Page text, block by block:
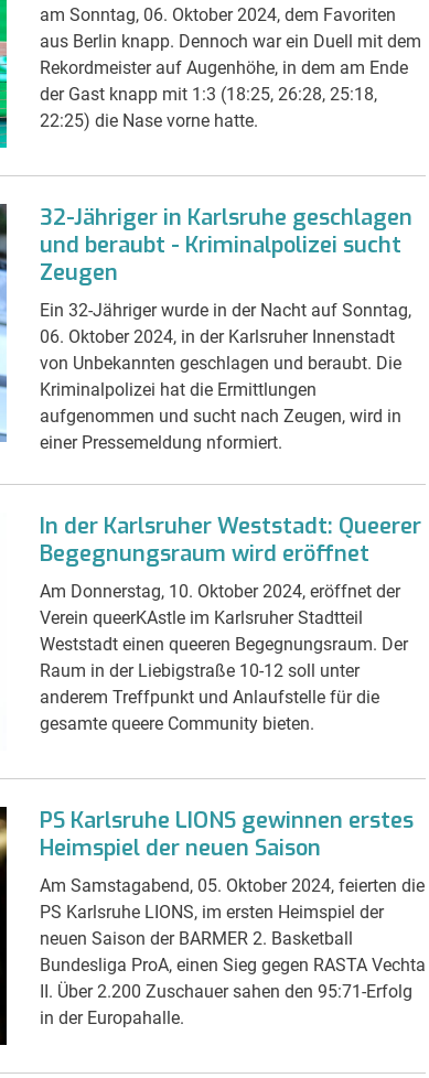
am Sonntag, 06. Oktober 2024, dem Favoriten
aus Berlin knapp. Dennoch war ein Duell mit dem
Rekordmeister auf Augenhöhe, in dem am Ende
der Gast knapp mit 1:3 (18:25, 26:28, 25:18,
22:25) die Nase vorne hatte.
32-Jähriger in Karlsruhe geschlagen
und beraubt - Kriminalpolizei sucht
Zeugen
Ein 32-Jähriger wurde in der Nacht auf Sonntag,
06. Oktober 2024, in der Karlsruher Innenstadt
von Unbekannten geschlagen und beraubt. Die
Kriminalpolizei hat die Ermittlungen
aufgenommen und sucht nach Zeugen, wird in
einer Pressemeldung nformiert.
In der Karlsruher Weststadt: Queerer
Begegnungsraum wird eröffnet
Am Donnerstag, 10. Oktober 2024, eröffnet der
Verein queerKAstle im Karlsruher Stadtteil
Weststadt einen queeren Begegnungsraum. Der
Raum in der Liebigstraße 10-12 soll unter
anderem Treffpunkt und Anlaufstelle für die
gesamte queere Community bieten.
PS Karlsruhe LIONS gewinnen erstes
Heimspiel der neuen Saison
Am Samstagabend, 05. Oktober 2024, feierten die
PS Karlsruhe LIONS, im ersten Heimspiel der
neuen Saison der BARMER 2. Basketball
Bundesliga ProA, einen Sieg gegen RASTA Vechta
II. Über 2.200 Zuschauer sahen den 95:71-Erfolg
in der Europahalle.